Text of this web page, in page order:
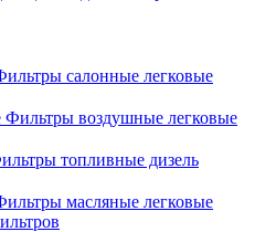
салонные легковые
Фильтры воздушные легковые
топливные дизель
масляные легковые